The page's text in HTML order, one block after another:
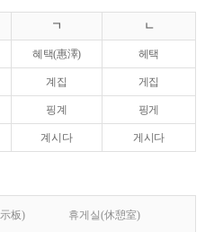
ㄱ ㄴ
혜택(惠澤) 헤택
계집 게집
핑계 핑게
계시다 게시다
板) 휴게실(休憩室)